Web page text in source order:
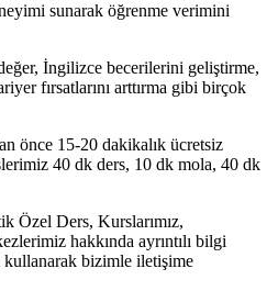
sunarak öğrenme verimini
İngilizce becerilerini geliştirme,
fırsatlarını arttırma gibi birçok
önce 15-20 dakikalık ücretsiz
40 dk ders, 10 dk mola, 40 dk
Özel Ders, Kurslarımız,
hakkında ayrıntılı bilgi
kullanarak bizimle iletişime